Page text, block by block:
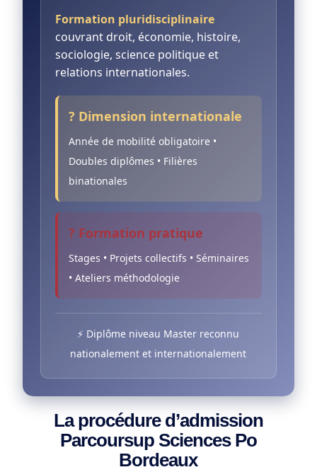
Formation pluridisciplinaire
couvrant droit, économie, histoire,
sociologie, science politique et
relations internationales.
? Dimension internationale
Année de mobilité obligatoire •
Doubles diplômes • Filières
binationales
? Formation pratique
Stages • Projets collectifs • Séminaires
• Ateliers méthodologie
⚡ Diplôme niveau Master reconnu
nationalement et internationalement
La procédure d’admission
Parcoursup Sciences Po
Bordeaux